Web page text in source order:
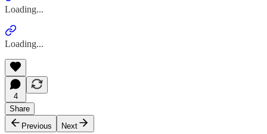
Loading...
Loading...
4
Share
Previous
Next